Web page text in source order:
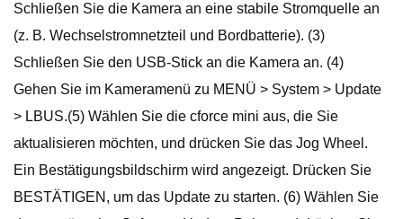
Schließen Sie die Kamera an eine stabile Stromquelle an
(z. B. Wechselstromnetzteil und Bordbatterie). (3)
Schließen Sie den USB-Stick an die Kamera an. (4)
Gehen Sie im Kameramenü zu MENÜ > System > Update
> LBUS.(5) Wählen Sie die cforce mini aus, die Sie
aktualisieren möchten, und drücken Sie das Jog Wheel.
Ein Bestätigungsbildschirm wird angezeigt. Drücken Sie
BESTÄTIGEN, um das Update zu starten. (6) Wählen Sie